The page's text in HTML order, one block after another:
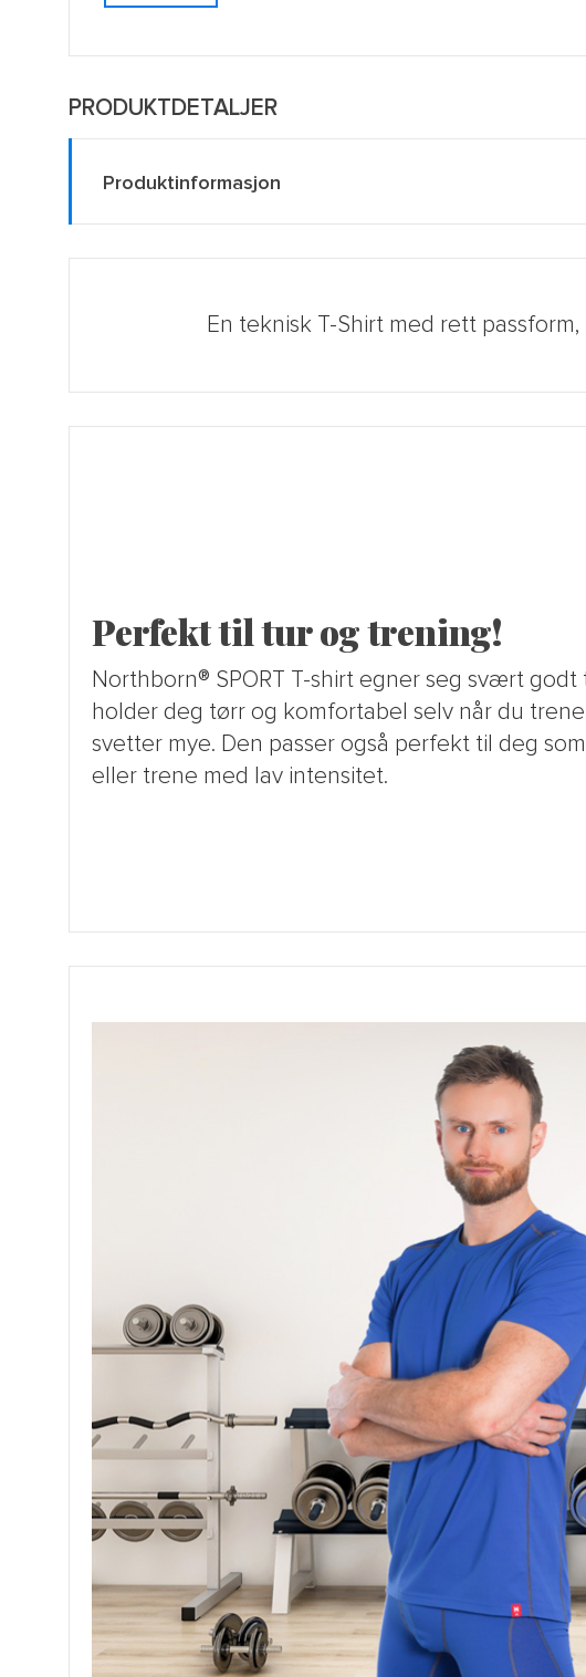
PRODUKTDETALJER
Produktinformasjon
En teknisk T-Shirt med rett
Perfekt til tur og trening!
Northborn® SPORT T-shirt egner seg svært godt
holder deg tørr og komfortabel selv når du
svetter mye. Den passer også perfekt til deg
eller trene med lav intensitet.